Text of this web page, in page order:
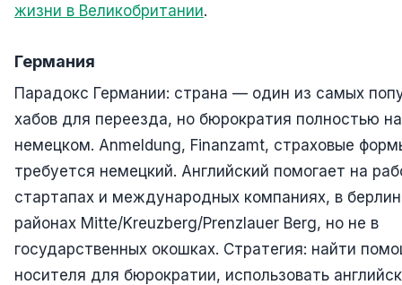
жизни в Великобритании.
Германия
Парадокс Германии: страна — один из самых
хабов для переезда, но бюрократия полностью на
немецком. Anmeldung, Finanzamt, страховые
требуется немецкий. Английский помогает на
стартапах и международных компаниях, в
районах Mitte/Kreuzberg/Prenzlauer Berg, но не в
государственных окошках. Стратегия: найти
носителя для бюрократии, использовать